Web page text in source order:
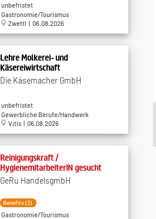
unbefristet
Gastronomie/Tourismus
Zwettl | 06.08.2026
Lehre Molkerei- und
Käsereiwirtschaft
Die Käsemacher GmbH
unbefristet
Gewerbliche Berufe/Handwerk
Vitis | 06.08.2026
Reinigungskraft /
HygienemitarbeiterIN gesucht
GeRu HandelsgmbH
Benefits (3)
Gastronomie/Tourismus